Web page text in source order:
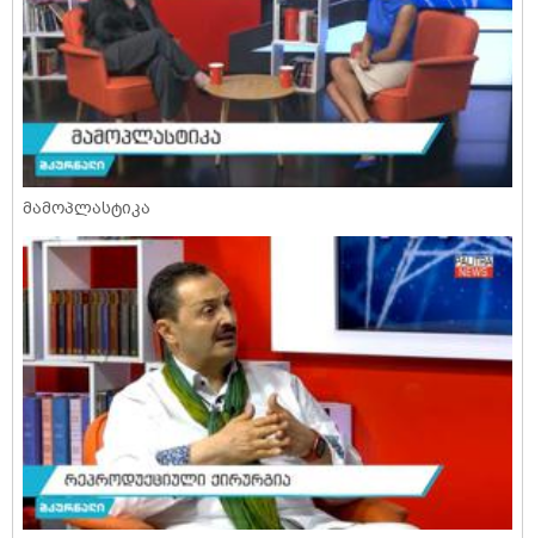
მამოპლასტიკა